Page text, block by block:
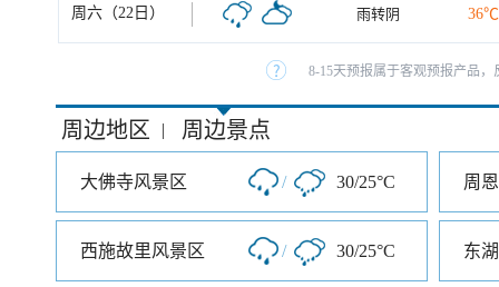
周六（22日） 雨转阴 36℃
8-15天预报属于客观预报产品
周边地区 | 周边景点
大佛寺风景区 / 30/25°C 周
西施故里风景区 / 30/25°C 东